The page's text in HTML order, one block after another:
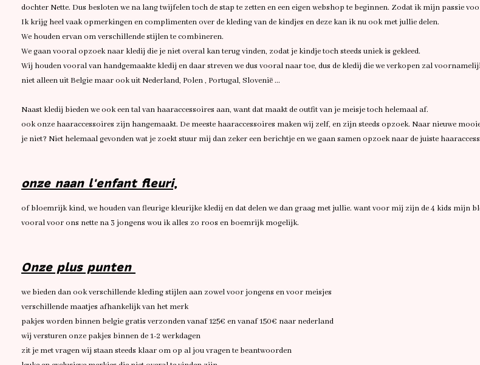
dochter Nette. Dus besloten we na lang twijfelen toch de stap te zetten en een eigen webshop te beginnen. Zodat ik mijn passie
Ik krijg heel vaak opmerkingen en complimenten over de kleding van de kindjes en deze kan ik nu ook met jullie delen.
We houden ervan om verschillende stijlen te combineren.
We gaan vooral opzoek naar kledij die je niet overal kan terug vinden, zodat je kindje toch steeds uniek is gekleed.
Wij houden vooral van handgemaakte kledij en daar streven we dus vooral naar toe, dus de kledij die we verkopen zal
niet alleen uit Belgie maar ook uit Nederland, Polen , Portugal, Slovenië ...
Naast kledij bieden we ook een tal van haaraccessoires aan, want dat maakt de outfit van je meisje toch helemaal af.
ook onze haaraccessoires zijn hangemaakt. De meeste haaraccessoires maken wij zelf, en zijn steeds opzoek. Naar nieuwe
je niet? Niet helemaal gevonden wat je zoekt stuur mij dan zeker een berichtje en we gaan samen opzoek naar de juiste
onze naan l'enfant fleuri,
of bloemrijk kind, we houden van fleurige kleurijke kledij en dat delen we dan graag met jullie. want voor mij zijn de 4 kids mijn
vooral voor ons nette na 3 jongens wou ik alles zo roos en boemrijk mogelijk.
Onze plus punten
we bieden dan ook verschillende kleding stijlen aan zowel voor jongens en voor meisjes
verschillende maatjes afhankelijk van het merk
pakjes worden binnen belgie gratis verzonden vanaf 125€ en vanaf 150€ naar nederland
wij versturen onze pakjes binnen de 1-2 werkdagen
zit je met vragen wij staan steeds klaar om op al jou vragen te beantwoorden